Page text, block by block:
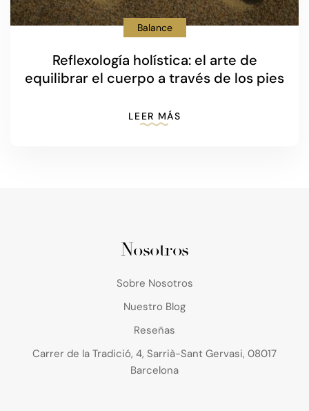
Balance
Reflexología holística: el arte de
equilibrar el cuerpo a través de los pies
LEER MÁS
Nosotros
Sobre Nosotros
Nuestro Blog
Reseñas
Carrer de la Tradició, 4, Sarrià-Sant Gervasi, 08017
Barcelona